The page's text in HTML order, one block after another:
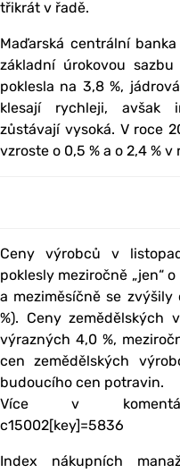
třikrát v řadě.
Maďarská centrální
základní úrokovou
poklesla na 3,8 %,
klesají rychleji, avšak
zůstávají vysoká. V roce
vzroste o 0,5 % a o 2,4 % v
Ceny výrobců v
poklesly meziročně „jen“
a meziměsíčně se
%). Ceny zemědělských
výrazných 4,0 %,
cen zemědělských
budoucího cen potravin.
Více v komentáři:
c15002[key]=5836
Index nákupních